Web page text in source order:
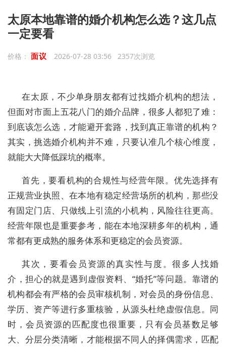
太原本地靠谱的婚介机构怎么选？这几点
一定要看
价格： 面议 2026-07-28 03:56 2357次浏览
在太原，不少单身朋友都有过找婚介机构的想法，
但面对市面上五花八门的婚介品牌，很多人都犯了难：
到底该怎么选，才能避开套路，找到真正靠谱的机构？
其实，挑选婚介机构并不难，只要认准几个核心维度，
就能大大降低踩坑的概率。
首先，要看机构的合规性与经营年限。优先选择有
正规营业执照、在本地有稳定经营场所的机构，那些没
有固定门店、只做线上引流的小机构，风险往往更高。
经营年限也是重要参考，能在本地深耕多年的机构，通
常都有更成熟的服务体系和更稳定的会员资源。
其次，要看会员资源的真实性与度。很多人找婚
介，担心的就是遇到虚假资料、 “婚托”等问题。靠谱的
机构都会有严格的会员审核机制，对会员的身份信息、
学历、资产等进行多重核验，从源头杜绝虚假信息。同
时，会员资源的匹配度也很重要，只有会员基数足够
大、分层分类清晰，才能根据不同人的择偶需求，匹配